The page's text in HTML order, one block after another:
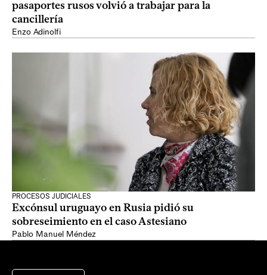
pasaportes rusos volvió a trabajar para la
cancillería
Enzo Adinolfi
PROCESOS JUDICIALES
Excónsul uruguayo en Rusia pidió su
sobreseimiento en el caso Astesiano
Pablo Manuel Méndez